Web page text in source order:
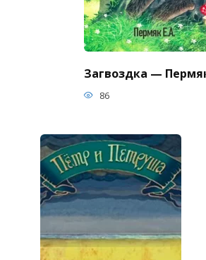
Загвоздка —
86